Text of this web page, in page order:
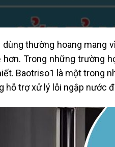
thường hoang mang
Trong những trường
Baotriso1 là một trong
hỗ trợ xử lý lỗi ngập nước